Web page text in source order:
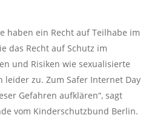
haben ein Recht auf Teilhabe im
das Recht auf Schutz im
und Risiken wie sexualisierte
leider zu. Zum Safer Internet Day
Gefahren aufklären“, sagt
vom Kinderschutzbund Berlin.